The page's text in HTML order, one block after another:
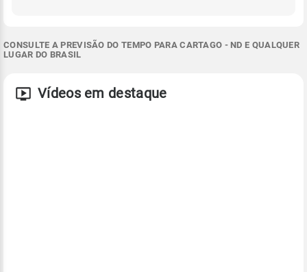
CONSULTE A PREVISÃO DO TEMPO PARA CARTAGO - ND E QUALQUER
LUGAR DO BRASIL
Vídeos em destaque